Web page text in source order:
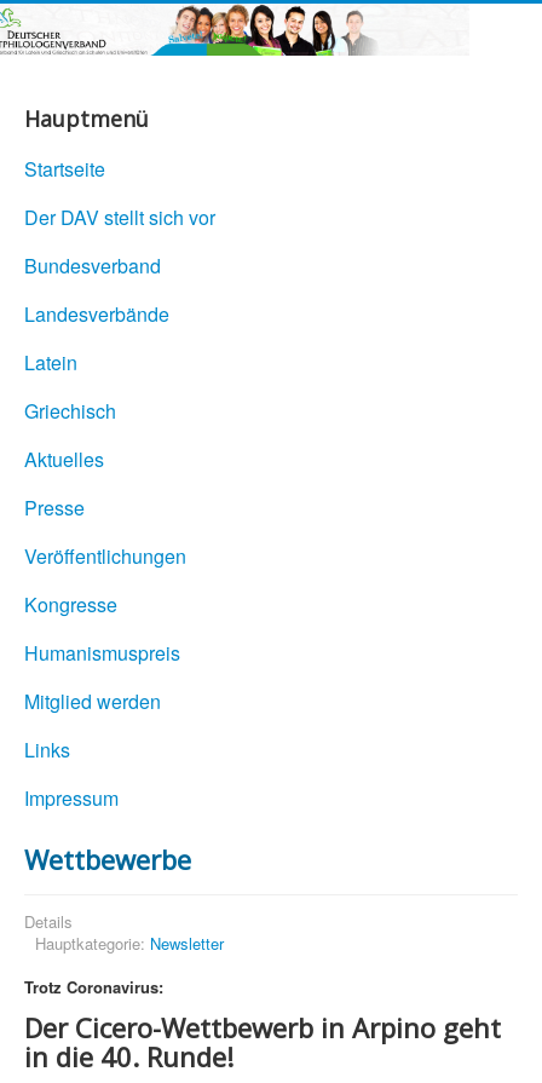
Hauptmenü
Startseite
Der DAV stellt sich vor
Bundesverband
Landesverbände
Latein
Griechisch
Aktuelles
Presse
Veröffentlichungen
Kongresse
Humanismuspreis
Mitglied werden
Links
Impressum
Wettbewerbe
Details
Hauptkategorie: Newsletter
Trotz Coronavirus:
Der Cicero-Wettbewerb in Arpino geht
in die 40. Runde!